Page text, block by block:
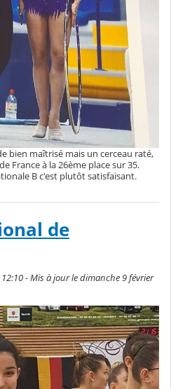
bien maîtrisé mais un cerceau raté,
France à la 26ème place sur 35.
B c'est plutôt satisfaisant.
de
- Mis à jour le dimanche 9 février